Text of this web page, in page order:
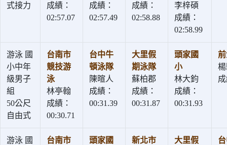
式接力
成績：
02:57.07
成績：
02:57.49
成績：
02:58.88
李梓碩
成績：
02:58.99
游泳 國
小中年
級男子
組
50公尺
自由式
台南市
競技游
泳
林亭翰
成績：
00:30.71
台中牛
頓泳隊
陳暄人
成績：
00:31.39
大里假
期泳隊
蘇柏郡
成績：
00:31.87
頭家國
小
林大鈞
成績：
00:31.93
游泳 國
台南市
頭家國
新北市
大里假